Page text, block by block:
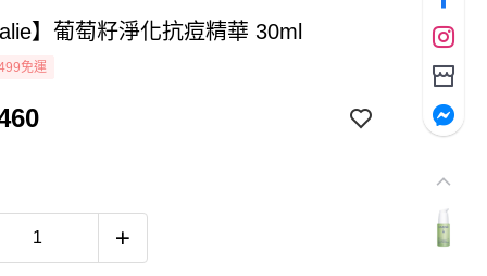
】葡萄籽淨化抗痘精華 30ml
免運